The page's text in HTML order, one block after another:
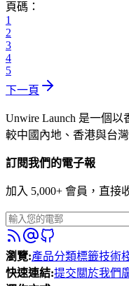
頁碼：
1
2
3
4
5
下一頁
Unwire Launch 是一個
較中國內地、香港與台
訂閱我們的電子報
加入 5,000+ 會員，直接
瀏覽:產品分類標籤技術
快速連結:提交關於我們